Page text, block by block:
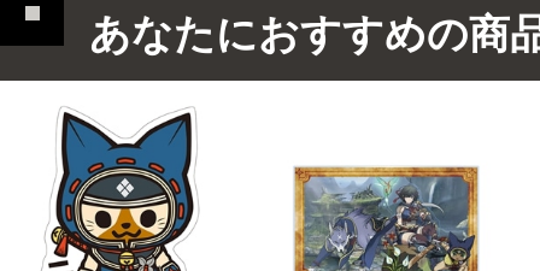
あなたにおすすめの商